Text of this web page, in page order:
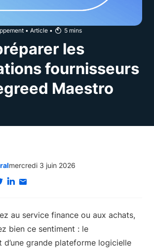
• Article • 5 mins
les
fournisseurs
Maestro
mercredi 3 juin 2026
au service finance ou aux achats,
bien ce sentiment : le
d’une grande plateforme logicielle